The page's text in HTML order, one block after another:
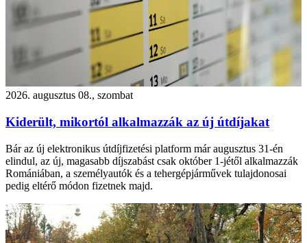
2026. augusztus 08., szombat
Kiderült, mikortól alkalmazzák az új útdíjakat
Bár az új elektronikus útdíjfizetési platform már augusztus 31-én
elindul, az új, magasabb díjszabást csak október 1-jétől alkalmazzák
Romániában, a személyautók és a tehergépjárművek tulajdonosai
pedig eltérő módon fizetnek majd.